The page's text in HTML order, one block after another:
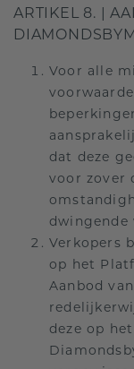
ARTIKEL 8. |
Voor alle
dat deze
voor zover
dwingende
Verkopers
op het
Aanbod
deze op